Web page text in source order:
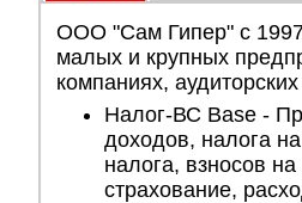
ООО "Сам Гипер" с 1997
малых и крупных
компаниях,
Налог-ВС Base -
доходов, налога
налога, взносов
страхование,